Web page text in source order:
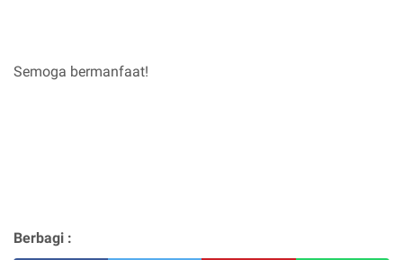
Semoga bermanfaat!
Berbagi :